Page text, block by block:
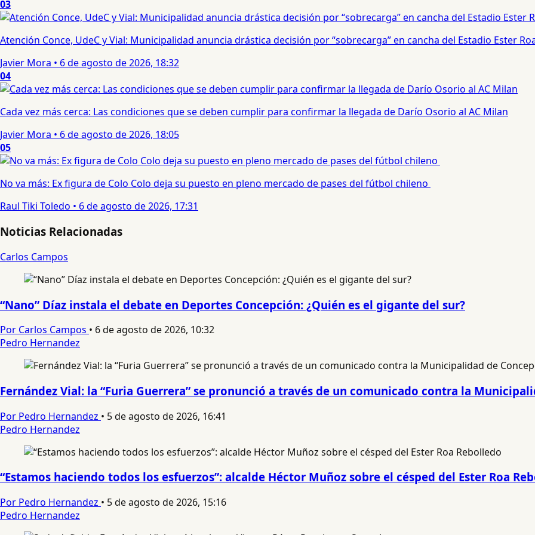
03
Atención Conce, UdeC y Vial: Municipalidad anuncia drástica decisión por “sobrecarga” en cancha del Estadio Ester
Javier Mora • 6 de agosto de 2026, 18:32
04
Cada vez más cerca: Las condiciones que se deben cumplir para confirmar la llegada de Darío Osorio al AC Milan
Javier Mora • 6 de agosto de 2026, 18:05
05
No va más: Ex figura de Colo Colo deja su puesto en pleno mercado de pases del fútbol chileno
Raul Tiki Toledo • 6 de agosto de 2026, 17:31
Noticias Relacionadas
Carlos Campos
“Nano” Díaz instala el debate en Deportes Concepción: ¿Quién es el gigante del sur?
Por Carlos Campos • 6 de agosto de 2026, 10:32
Pedro Hernandez
Fernández Vial: la “Furia Guerrera” se pronunció a través de un comunicado contra la
Por Pedro Hernandez • 5 de agosto de 2026, 16:41
Pedro Hernandez
“Estamos haciendo todos los esfuerzos”: alcalde Héctor Muñoz sobre el césped del Ester Roa
Por Pedro Hernandez • 5 de agosto de 2026, 15:16
Pedro Hernandez